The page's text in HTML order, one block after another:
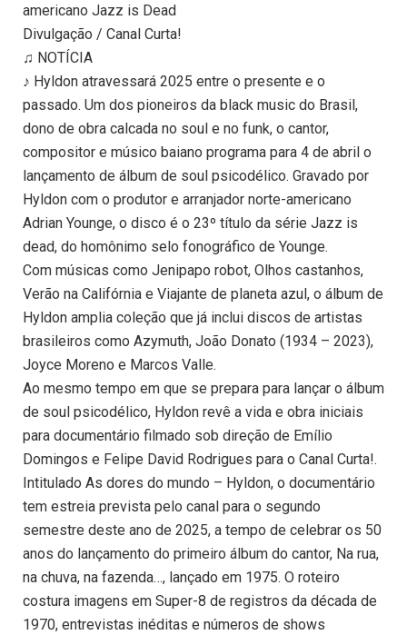
americano Jazz is Dead
Divulgação / Canal Curta!
♫ NOTÍCIA
♪ Hyldon atravessará 2025 entre o presente e o
passado. Um dos pioneiros da black music do Brasil,
dono de obra calcada no soul e no funk, o cantor,
compositor e músico baiano programa para 4 de abril o
lançamento de álbum de soul psicodélico. Gravado por
Hyldon com o produtor e arranjador norte-americano
Adrian Younge, o disco é o 23º título da série Jazz is
dead, do homônimo selo fonográfico de Younge.
Com músicas como Jenipapo robot, Olhos castanhos,
Verão na Califórnia e Viajante de planeta azul, o álbum de
Hyldon amplia coleção que já inclui discos de artistas
brasileiros como Azymuth, João Donato (1934 – 2023),
Joyce Moreno e Marcos Valle.
Ao mesmo tempo em que se prepara para lançar o álbum
de soul psicodélico, Hyldon revê a vida e obra iniciais
para documentário filmado sob direção de Emílio
Domingos e Felipe David Rodrigues para o Canal Curta!.
Intitulado As dores do mundo – Hyldon, o documentário
tem estreia prevista pelo canal para o segundo
semestre deste ano de 2025, a tempo de celebrar os 50
anos do lançamento do primeiro álbum do cantor, Na rua,
na chuva, na fazenda…, lançado em 1975. O roteiro
costura imagens em Super-8 de registros da década de
1970, entrevistas inéditas e números de shows